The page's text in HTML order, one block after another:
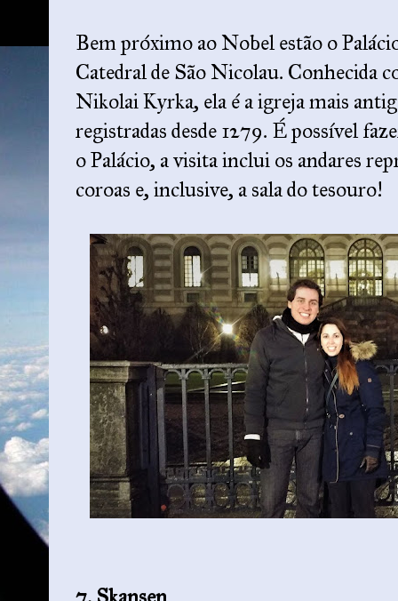
Bem próximo ao Nobel estão o
Catedral de São Nicolau. Conhecida
Nikolai Kyrka, ela é a igreja mais
registradas desde 1279. É possível
o Palácio, a visita inclui os andares
coroas e, inclusive, a sala do tesouro!